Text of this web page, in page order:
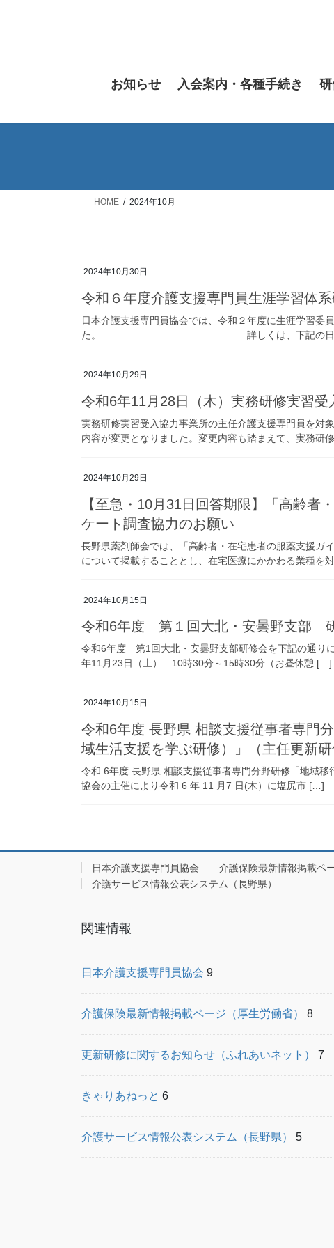
キ
に
お知らせ 入会案内・各種手続き
HOME 2024年10月
2024年10月30日
令和６年度介護支援専門員生涯学習体
日本介護支援専門員協会では、令和２年度に生涯学習委
た。 詳しくは、下記の日本
2024年10月29日
令和6年11月28日（木）実務研修実習
実務研修実習受入協力事業所の主任介護支援専門員を対
内容が変更となりました。変更内容も踏まえて、実務研
2024年10月29日
【至急・10月31日回答期限】「高齢
ケート調査協力のお願い
長野県薬剤師会では、「高齢者・在宅患者の服薬支援ガ
について掲載することとし、在宅医療にかかわる業種を
2024年10月15日
令和6年度 第１回大北・安曇野支部 研
令和6年度 第1回大北・安曇野支部研修会
年11月23日（土） 10時30分～15時30分（お昼休憩 […]
2024年10月15日
令和6年度 長野県 相談支援従事者専門
域生活支援を学ぶ研修）」（主任更新研
令和 6年度 長野県 相談支援従事者専門分野研修「地域
協会の主催により令和 6 年 11 月7 日(木）に塩尻市 […]
日本介護支援専門員協会 介護保険最新情報掲載ペ
介護サービス情報公表システム（長野県）
関連情報
日本介護支援専門員協会 9
介護保険最新情報掲載ページ（厚生労働省） 8
更新研修に関するお知らせ（ふれあいネット） 7
きゃりあねっと 6
介護サービス情報公表システム（長野県） 5